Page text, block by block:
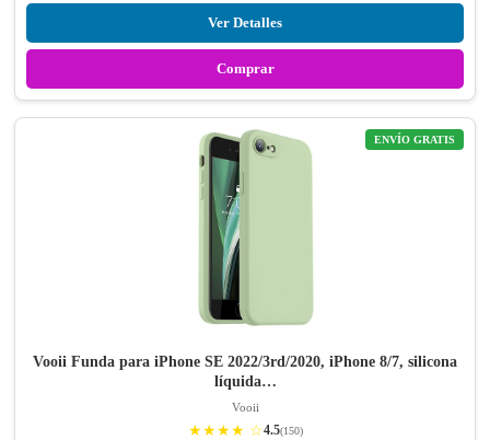
Ver Detalles
Comprar
ENVÍO GRATIS
Vooii Funda para iPhone SE 2022/3rd/2020, iPhone 8/7, silicona
líquida…
Vooii
★★★★ ☆4.5(150)